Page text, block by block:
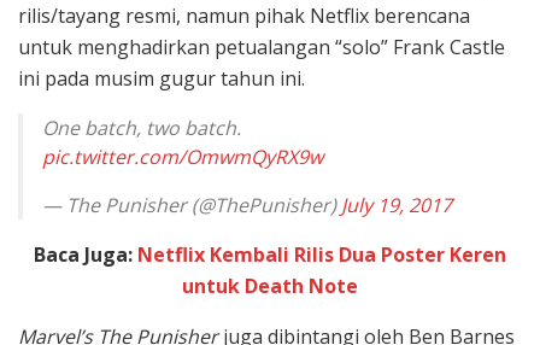
rilis/tayang resmi, namun pihak Netflix berencana
untuk menghadirkan petualangan “solo” Frank Castle
ini pada musim gugur tahun ini.
One batch, two batch.
pic.twitter.com/OmwmQyRX9w
— The Punisher (@ThePunisher)July 19, 2017
Baca Juga: Netflix Kembali Rilis Dua Poster Keren
untuk Death Note
Marvel’s The Punisherjuga dibintangi oleh Ben Barnes